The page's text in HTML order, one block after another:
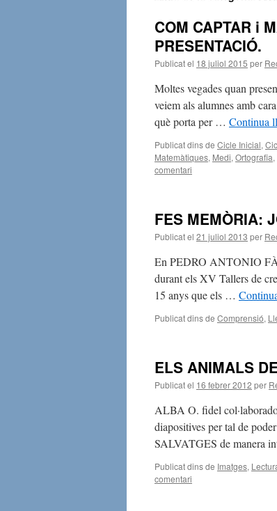
COM CAPTAR i
PRESENTACIÓ.
Publicat el 18 juliol 2015 per
Moltes vegades quan
veiem als alumnes amb
què porta per … Continua
Publicat dins de Cicle Inicial,
Matemàtiques, Medi, Ortografia,
comentari
FES MEMÒRIA:
Publicat el 21 juliol 2013 per
En PEDRO ANTONIO
durant els XV Tallers de
15 anys que els …
Publicat dins de Comprensió,
ELS ANIMALS
Publicat el 16 febrer 2012 per
ALBA O. fidel
diapositives per tal de
SALVATGES de manera
Publicat dins de Imatges,
comentari